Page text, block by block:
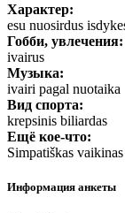
Характер:
esu nuosirdus
Гобби, увлечения:
ivairus
Mузыка:
ivairi pagal nuotaika
Вид спорта:
krepsinis biliardas
Ещё кое-что:
Simpatiškas vaikinas
Информация анкеты